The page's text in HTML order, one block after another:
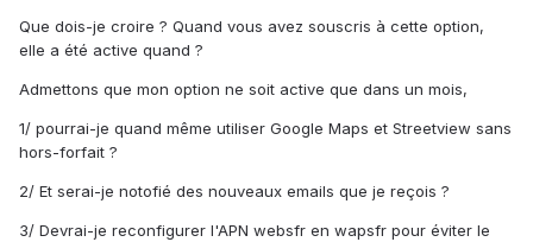
Que dois-je croire ? Quand vous avez souscris à cette option,
elle a été active quand ?
Admettons que mon option ne soit active que dans un mois,
1/ pourrai-je quand même utiliser Google Maps et Streetview sans
hors-forfait ?
2/ Et serai-je notofié des nouveaux emails que je reçois ?
3/ Devrai-je reconfigurer l'APN websfr en wapsfr pour éviter le